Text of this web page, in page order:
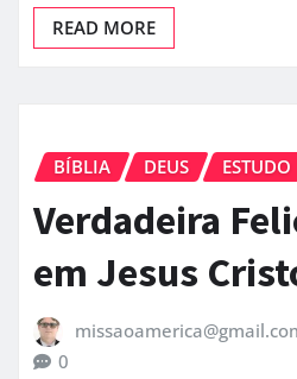
READ MORE
BÍBLIA DEUS ESTUDO
Verdadeira
em Jesus
0